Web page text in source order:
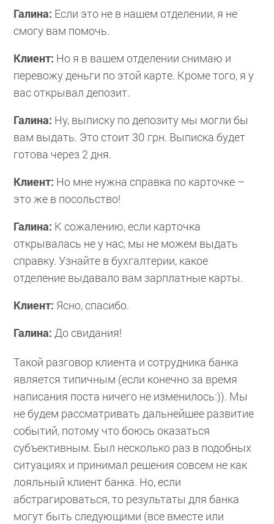
Галина: Если это не в нашем отделении, я не
смогу вам помочь.
Клиент: Но я в вашем отделении снимаю и
перевожу деньги по этой карте. Кроме того, я у
вас открывал депозит.
Галина: Ну, выписку по депозиту мы могли бы
вам выдать. Это стоит 30 грн. Выписка будет
готова через 2 дня.
Клиент: Но мне нужна справка по карточке –
это же в посольство!
Галина: К сожалению, если карточка
открывалась не у нас, мы не можем выдать
справку. Узнайте в бухгалтерии, какое
отделение выдавало вам зарплатные карты.
Клиент: Ясно, спасибо.
Галина: До свидания!
Такой разговор клиента и сотрудника банка
является типичным (если конечно за время
написания поста ничего не изменилось:)). Мы
не будем рассматривать дальнейшее развитие
событий, потому что боюсь оказаться
субъективным. Был несколько раз в подобных
ситуациях и принимал решения совсем не как
лояльный клиент банка. Но, если
абстрагироваться, то результаты для банка
могут быть следующими (все вместе или